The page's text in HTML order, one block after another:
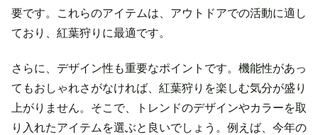
要です。これらのアイテムは、アウトドアでの活動に適し
ており、紅葉狩りに最適です。
さらに、デザイン性も重要なポイントです。機能性があっ
てもおしゃれさがなければ、紅葉狩りを楽しむ気分が盛り
上がりません。そこで、トレンドのデザインやカラーを取
り入れたアイテムを選ぶと良いでしょう。例えば、今年の